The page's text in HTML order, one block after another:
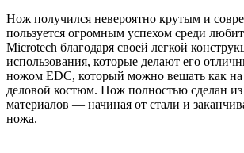
Нож получился невероятно крутым и
пользуется огромным успехом среди
Microtech благодаря своей легкой
использования, которые делают его
ножом EDC, который можно вешать как
деловой костюм. Нож полностью сделан
материалов — начиная от стали и
ножа.